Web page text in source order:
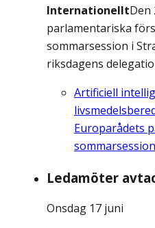
InternationelltDen
parlamentariska
sommarsession i
riksdagens
Artificiell
Europarådets
sommarsession
Ledamöter
Onsdag 17 juni